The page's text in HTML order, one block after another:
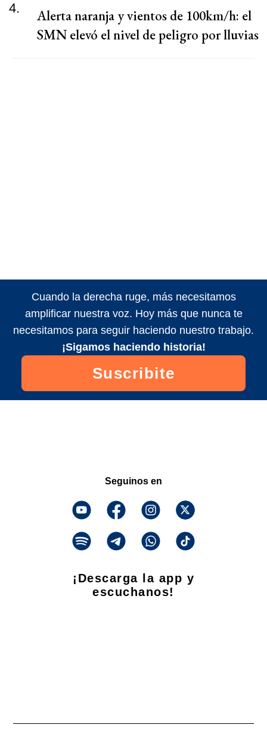
4.
Alerta naranja y vientos de 100km/h: el
SMN elevó el nivel de peligro por lluvias
Cuando la derecha ruge, más necesitamos
amplificar nuestra voz. Hoy más que nunca te
necesitamos para seguir haciendo nuestro trabajo.
¡Sigamos haciendo historia!
Suscribite
Seguinos en
¡Descarga la app y
escuchanos!